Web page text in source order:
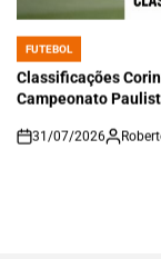
POSTED
IN
FUTEBOL
Classificações
Campeonato
on
31/07/2026